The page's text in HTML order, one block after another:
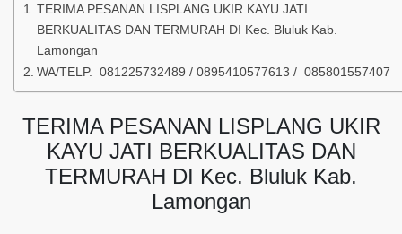
TERIMA PESANAN LISPLANG UKIR KAYU JATI
BERKUALITAS DAN TERMURAH DI Kec. Bluluk Kab.
Lamongan
WA/TELP. 081225732489 / 0895410577613 / 085801557407
TERIMA PESANAN LISPLANG UKIR
KAYU JATI BERKUALITAS DAN
TERMURAH DI Kec. Bluluk Kab.
Lamongan